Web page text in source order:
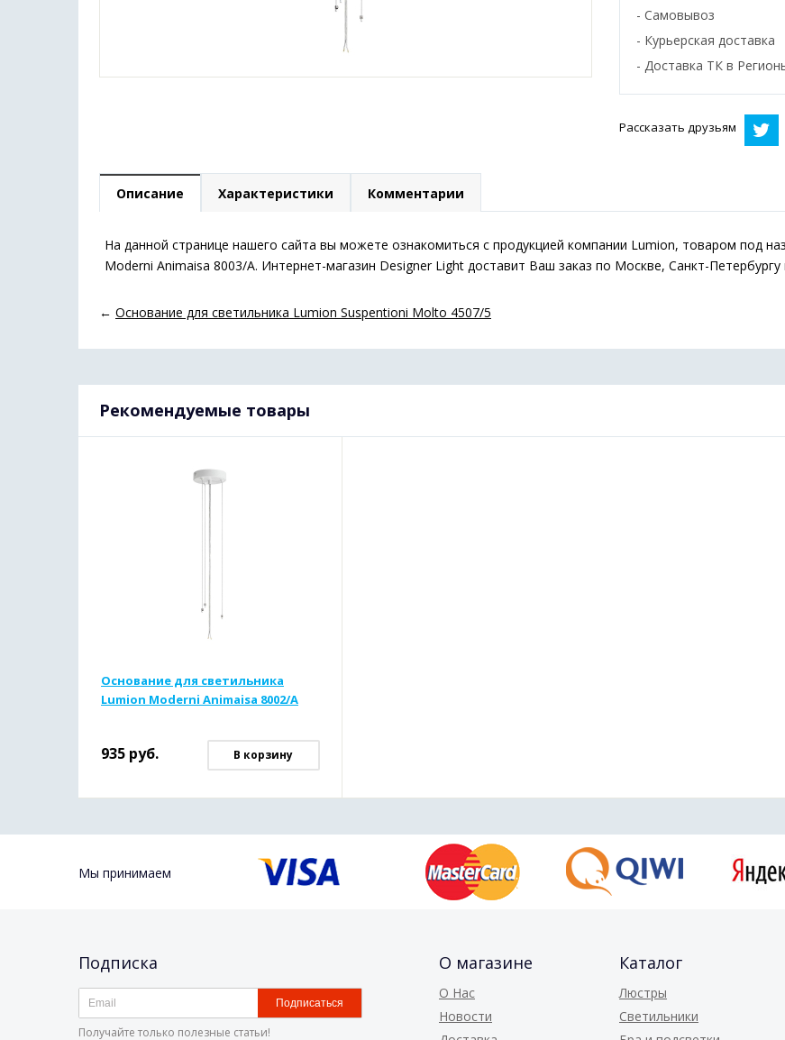
- Самовывоз
- Курьерская доставка
- Доставка ТК в
Рассказать друзьям
Описание Характеристики Комментарии
На данной странице нашего сайта вы можете ознакомиться с продукцией компании Lumion, товаром под
Moderni Animaisa 8003/A. Интернет-магазин Designer Light доставит Ваш заказ по Москве, Санкт-Петербургу
← Основание для светильника Lumion Suspentioni Molto 4507/5
Рекомендуемые товары
Основание для светильника
Lumion Moderni Animaisa 8002/A
935 руб. В корзину
Мы принимаем
Подписка
Подписаться
Получайте только полезные статьи!
О магазине
О Нас
Новости
Каталог
Люстры
Светильники